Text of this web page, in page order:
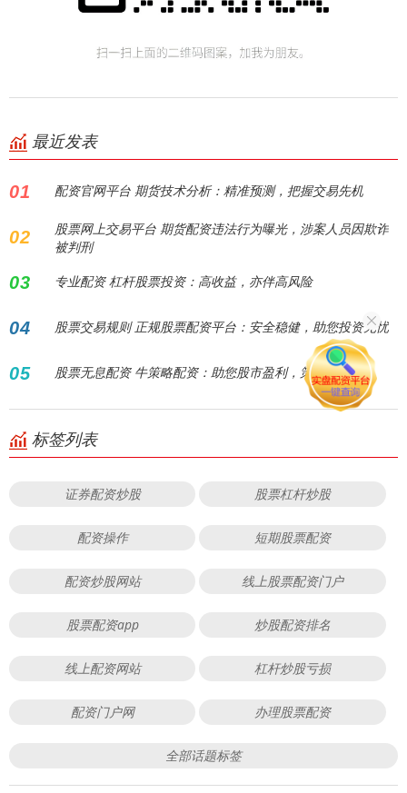
最近发表
01 配资官网平台 期货技术分析：精准预测，把握交易先机
02
股票网上交易平台 期货配资违法行为曝光，涉案人员因欺诈
被判刑
03 专业配资 杠杆股票投资：高收益，亦伴高风险
04 股票交易规则 正规股票配资平台：安全稳健，助您投资无忧
05 股票无息配资 牛策略配资：助您股市盈利，策略致胜！
标签列表
证券配资炒股 股票杠杆炒股
配资操作 短期股票配资
配资炒股网站 线上股票配资门户
股票配资app 炒股配资排名
线上配资网站 杠杆炒股亏损
配资门户网 办理股票配资
全部话题标签